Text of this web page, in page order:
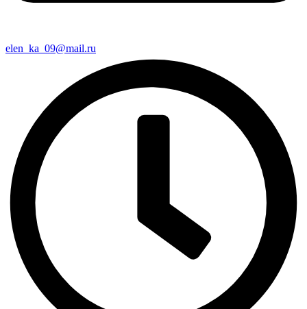
elen_ka_09@mail.ru